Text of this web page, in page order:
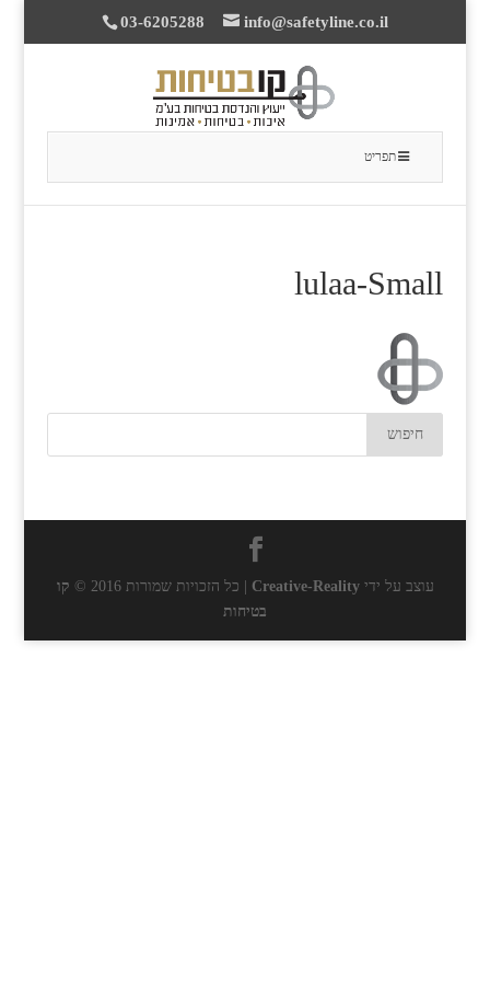
03-6205288 info@safetyline.co.il
תפריט
lulaa-Small
עוצב על ידיCreative-Reality | כל הזכויות שמורות 2016 ©
קו
בטיחות